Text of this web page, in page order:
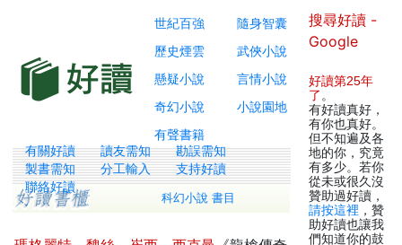
世紀百強
隨身智囊
歷史煙雲
武俠小說
懸疑小說
言情小說
奇幻小說
小說園地
有聲書籍
有關好讀 讀友需知
勘誤需知
製書需知
分工輸入
支持好讀
聯絡好讀
科幻小說 書目
搜尋好讀 -
Google
好讀第25年
了 。
有好讀真好，
有你也真好。
但不知遍及各
地的你，究竟
有多少。若你
從未或很久沒
贊助過好讀，
請按這裡 ，贊
助好讀也讓我
們知道你的鼓